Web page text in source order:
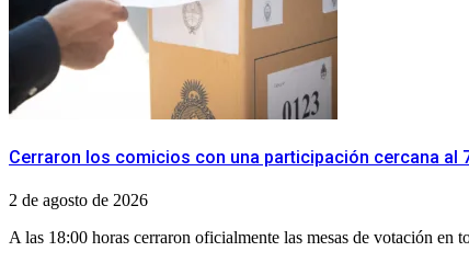
Cerraron los comicios con una participación cercana al
2 de agosto de 2026
A las 18:00 horas cerraron oficialmente las mesas de votación